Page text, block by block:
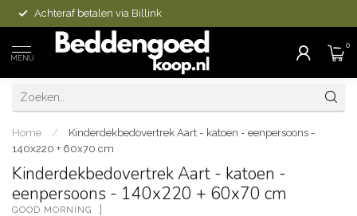
Achteraf betalen via Billink
MENU
0
Home /
Kinderdekbedovertrek Aart - katoen - eenpersoons -
140x220 + 60x70 cm
Kinderdekbedovertrek Aart - katoen -
eenpersoons - 140x220 + 60x70 cm
GOOD MORNING